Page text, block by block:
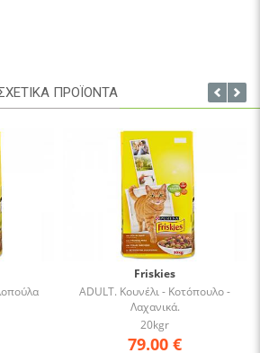
ΠΡΟΪΟΝΤΑ
Friskies
ADULT. Κουνέλι - Κοτόπουλο -
Λαχανικά.
20kgr
79.00 €